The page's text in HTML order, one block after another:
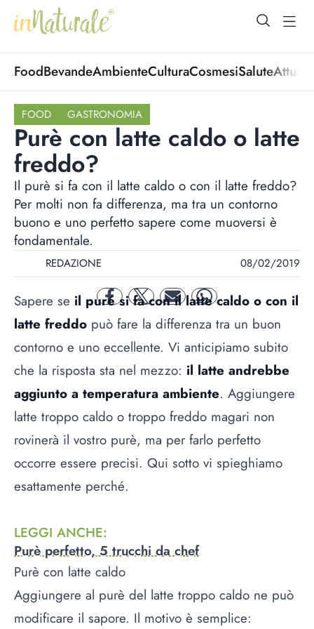
open
FoodBevandeAmbienteCulturaCosmesiSalute
FOOD GASTRONOMIA
Purè con latte caldo o latte
freddo?
Il purè si fa con il latte caldo o con il latte freddo?
Per molti non fa differenza, ma tra un contorno
buono e uno perfetto sapere come muoversi è
fondamentale.
REDAZIONE 08/02/2019
facebooktwitter mail whatsapp
Sapere se il puré si fa con il latte caldo o con il
latte freddo può fare la differenza tra un buon
contorno e uno eccellente. Vi anticipiamo subito
che la risposta sta nel mezzo: il latte andrebbe
aggiunto a temperatura ambiente. Aggiungere
latte troppo caldo o troppo freddo magari non
rovinerà il vostro purè, ma per farlo perfetto
occorre essere precisi. Qui sotto vi spieghiamo
esattamente perché.
LEGGI ANCHE:
Purè perfetto, 5 trucchi da chef
Purè con latte caldo
Aggiungere al purè del latte troppo caldo ne può
modificare il sapore. Il motivo è semplice: